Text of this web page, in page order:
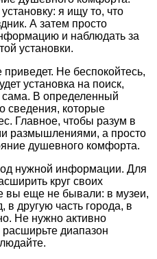
я ищу то, что
А затем просто
и наблюдать за
установки.
Не беспокойтесь,
установка на поиск,
В определенный
сведения, которые
Главное, чтобы разум в
размышлениями, а просто
душевного комфорта.
нужной информации. Для
круг своих
вы еще не бывали: в музеи,
в другую часть города, в
Не нужно активно
диапазон